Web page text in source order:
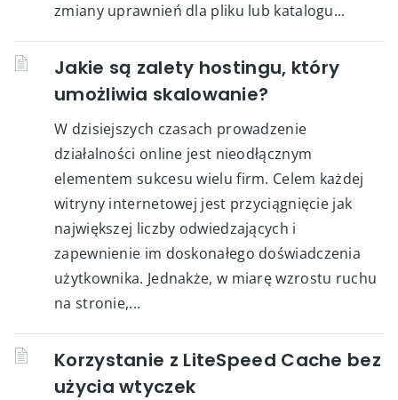
zmiany uprawnień dla pliku lub katalogu...
Jakie są zalety hostingu, który
umożliwia skalowanie?
W dzisiejszych czasach prowadzenie
działalności online jest nieodłącznym
elementem sukcesu wielu firm. Celem każdej
witryny internetowej jest przyciągnięcie jak
największej liczby odwiedzających i
zapewnienie im doskonałego doświadczenia
użytkownika. Jednakże, w miarę wzrostu ruchu
na stronie,...
Korzystanie z LiteSpeed Cache bez
użycia wtyczek